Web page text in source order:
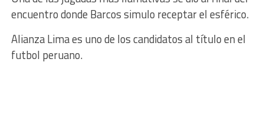
encuentro donde Barcos simulo receptar el esférico.
Alianza Lima es uno de los candidatos al título en el
futbol peruano.